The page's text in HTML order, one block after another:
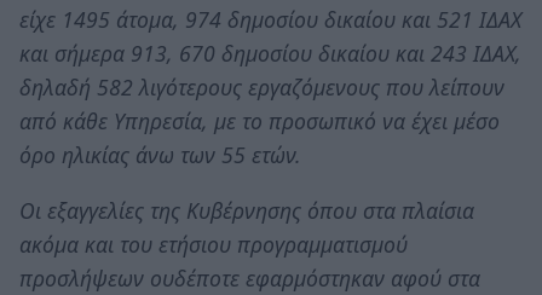
είχε 1495 άτομα, 974 δημοσίου δικαίου και 521 ΙΔΑΧ
και σήμερα 913, 670 δημοσίου δικαίου και 243 ΙΔΑΧ,
δηλαδή 582 λιγότερους εργαζόμενους που λείπουν
από κάθε Υπηρεσία, με το προσωπικό να έχει μέσο
όρο ηλικίας άνω των 55 ετών.
Οι εξαγγελίες της Κυβέρνησης όπου στα πλαίσια
ακόμα και του ετήσιου προγραμματισμού
προσλήψεων ουδέποτε εφαρμόστηκαν αφού στα